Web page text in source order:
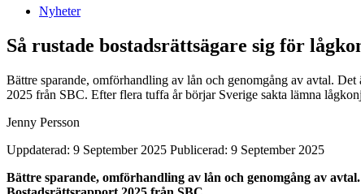
Nyheter
Så rustade bostadsrättsägare sig för
Bättre sparande, omförhandling av lån och genomgång av avtal.
2025 från SBC. Efter flera tuffa år börjar Sverige sakta lämna
Jenny Persson
Uppdaterad: 9 September 2025 Publicerad: 9 September 2025
Bättre sparande, omförhandling av lån och genomgång av